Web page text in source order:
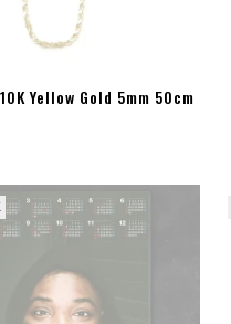
10K Yellow Gold 5mm 50cm